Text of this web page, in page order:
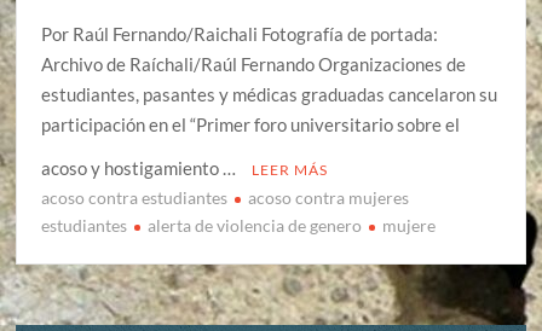
Por Raúl Fernando/Raichali Fotografía de portada:
Archivo de Raíchali/Raúl Fernando Organizaciones de
estudiantes, pasantes y médicas graduadas cancelaron su
participación en el “Primer foro universitario sobre el
acoso y hostigamiento …
LEER MÁS
acoso contra estudiantes
acoso contra mujeres
estudiantes
alerta de violencia de genero mujere